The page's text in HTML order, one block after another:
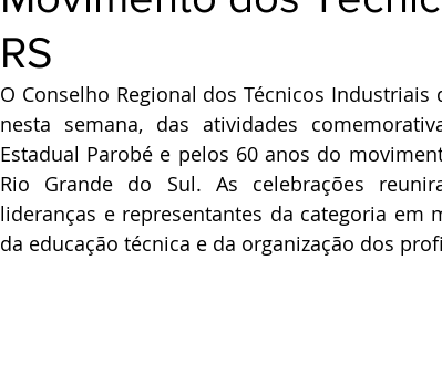
RS
O Conselho Regional dos Técnicos Industriais
nesta semana, das atividades
Estadual Parobé e pelos 60 anos do
Rio Grande do Sul. As celebrações
lideranças e representantes da categoria
da educação técnica e da organização dos